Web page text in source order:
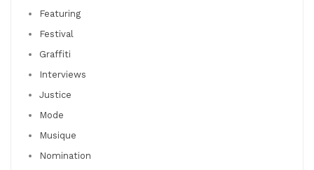
Featuring
Festival
Graffiti
Interviews
Justice
Mode
Musique
Nomination